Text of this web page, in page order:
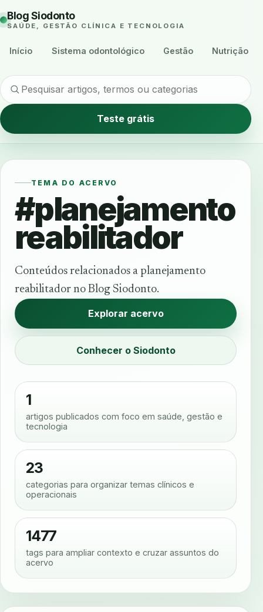
Blog Siodonto
SAÚDE, GESTÃO CLÍNICA E TECNOLOGIA
Início Sistema odontológico Gestão Nutrição
Teste grátis
TEMA DO ACERVO
#planejamento
reabilitador
Conteúdos relacionados a planejamento
reabilitador no Blog Siodonto.
Explorar acervo
Conhecer o Siodonto
1
artigos publicados com foco em saúde, gestão e
tecnologia
23
categorias para organizar temas clínicos e
operacionais
1477
tags para ampliar contexto e cruzar assuntos do
acervo